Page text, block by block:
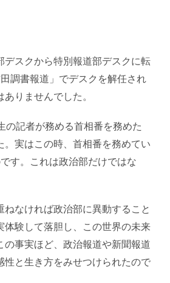
スクから特別報道部デスクに転
調書報道」でデスクを解任され
りませんでした。
の記者が務める首相番を務めた
実はこの時、首相番を務めてい
す。これは政治部だけではな
なければ政治部に異動すること
験して落胆し、この世界の未来
事実ほど、政治報道や新聞報道
と生き方をみせつけられたので